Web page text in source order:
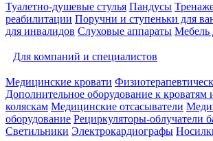
Туалетно-душевые стулья Пандусы
реабилитации Поручни и ступеньки для
для инвалидов Слуховые аппараты Мебель
Для компаний и специалистов
Медицинские кровати
Дополнительное оборудование к
коляскам Медицинские отсасыватели
оборудование Рециркуляторы-облучатели
Светильники Электрокардиографы